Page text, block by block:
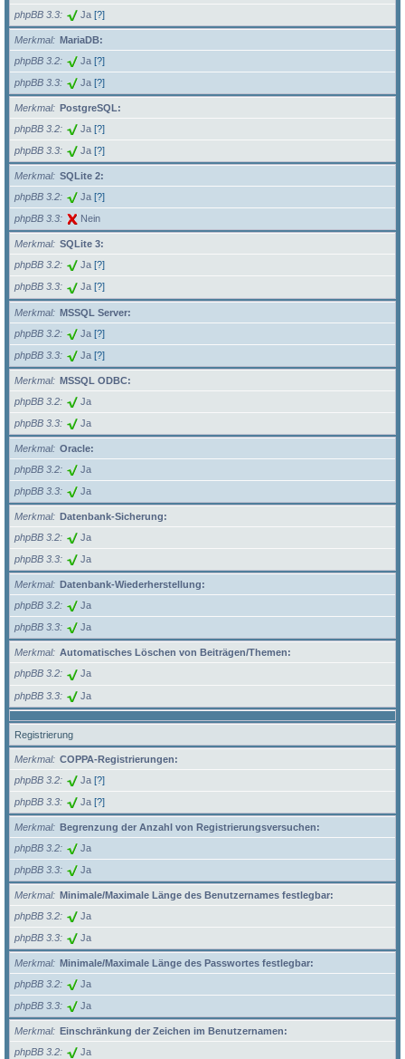
phpBB 3.3 Ja [?]
Merkmal
MariaDB:
phpBB 3.2
Ja [?]
phpBB 3.3 Ja [?]
Merkmal
PostgreSQL:
phpBB 3.2
Ja [?]
phpBB 3.3 Ja [?]
Merkmal
SQLite 2:
phpBB 3.2
Ja [?]
phpBB 3.3 Nein
Merkmal
SQLite 3:
phpBB 3.2
Ja [?]
phpBB 3.3 Ja [?]
Merkmal
MSSQL Server:
phpBB 3.2
Ja [?]
phpBB 3.3 Ja [?]
Merkmal
MSSQL ODBC:
phpBB 3.2
Ja
phpBB 3.3 Ja
Merkmal
Oracle:
phpBB 3.2
Ja
phpBB 3.3 Ja
Merkmal
Datenbank-Sicherung:
phpBB 3.2
Ja
phpBB 3.3 Ja
Merkmal
Datenbank-Wiederherstellung:
phpBB 3.2
Ja
phpBB 3.3 Ja
Merkmal
Automatisches Löschen von Beiträgen/Themen:
phpBB 3.2
Ja
phpBB 3.3 Ja
Registrierung
Merkmal
COPPA-Registrierungen:
phpBB 3.2
Ja [?]
phpBB 3.3 Ja [?]
Merkmal
Begrenzung der Anzahl von Registrierungsversuchen:
phpBB 3.2
Ja
phpBB 3.3 Ja
Merkmal
Minimale/Maximale Länge des Benutzernames festlegbar:
phpBB 3.2
Ja
phpBB 3.3 Ja
Merkmal
Minimale/Maximale Länge des Passwortes festlegbar:
phpBB 3.2
Ja
phpBB 3.3 Ja
Merkmal
Einschränkung der Zeichen im Benutzernamen:
phpBB 3.2
Ja